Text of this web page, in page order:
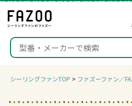
シーリングファンTOP ファズーファン／